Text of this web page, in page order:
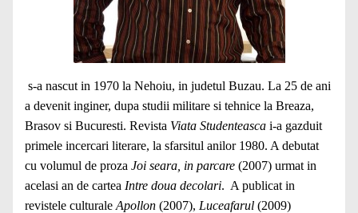
s-a nascut in 1970 la Nehoiu, in judetul Buzau. La 25 de ani
a devenit inginer, dupa studii militare si tehnice la Breaza,
Brasov si Bucuresti. Revista Viata Studenteasca i-a gazduit
primele incercari literare, la sfarsitul anilor 1980. A debutat
cu volumul de proza Joi seara, in parcare (2007) urmat in
acelasi an de cartea Intre doua decolari. A publicat in
revistele culturale Apollon (2007), Luceafarul (2009)